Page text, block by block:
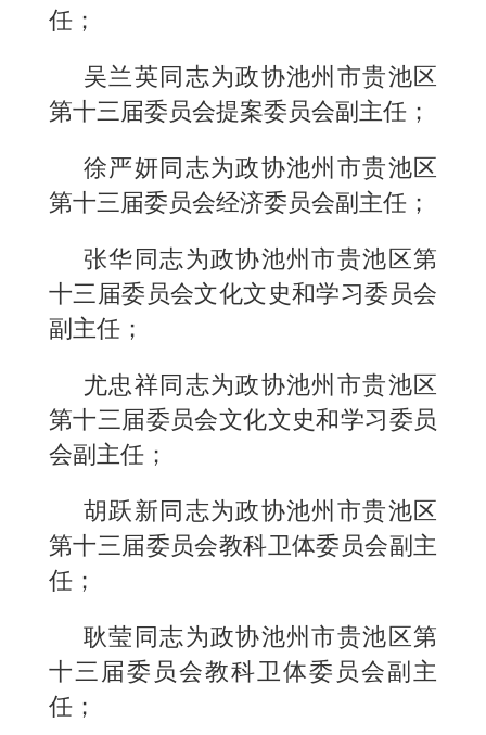
任；
吴兰英同志为政协池州市贵池区
第十三届委员会提案委员会副主任；
徐严妍同志为政协池州市贵池区
第十三届委员会经济委员会副主任；
张华同志为政协池州市贵池区第
十三届委员会文化文史和学习委员会
副主任；
尤忠祥同志为政协池州市贵池区
第十三届委员会文化文史和学习委员
会副主任；
胡跃新同志为政协池州市贵池区
第十三届委员会教科卫体委员会副主
任；
耿莹同志为政协池州市贵池区第
十三届委员会教科卫体委员会副主
任；